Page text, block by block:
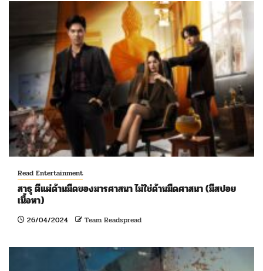
Read Entertainment
สาธุ ตีแผ่ด้านมืดของมารศาสนา ไม่ใช่ด้านมืดศาสนา (มีสปอย
เนื้อหา)
26/04/2024 Team Readspread